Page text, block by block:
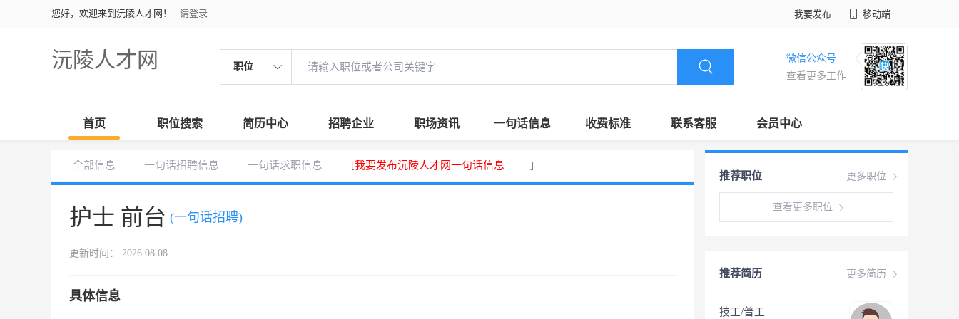
您好，欢迎来到沅陵人才网！ 请登录 我要发布 移动端
沅陵人才网 职位
微信公众号
查看更多工作
首页 职位搜索 简历中心 招聘企业 职场资讯 一句话信息 收费标准 联系客服 会员中心
全部信息 一句话招聘信息 一句话求职信息 [我要发布沅陵人才网一句话信息 ]
护士 前台 (一句话招聘)
更新时间： 2026.08.08
具体信息
更多职位
推荐职位
查看更多职位
更多简历
推荐简历
技工/普工